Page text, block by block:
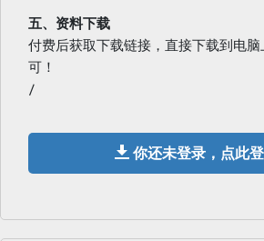
五、资料下载
付费后获取下载链接，直接下载到电脑
可！
/
你还未登录，点此登